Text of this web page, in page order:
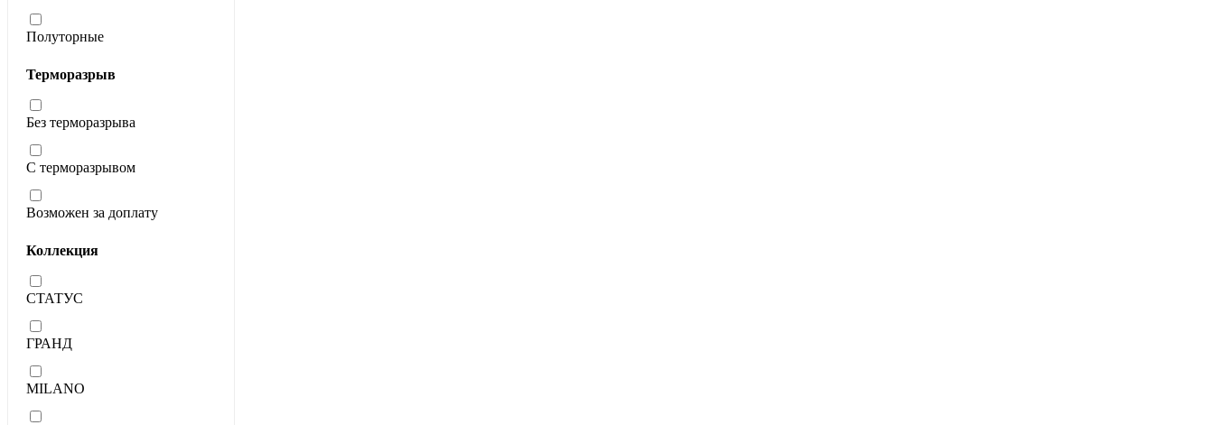
Полуторные
Терморазрыв
Без терморазрыва
С терморазрывом
Возможен за доплату
Коллекция
СТАТУС
ГРАНД
MILANO